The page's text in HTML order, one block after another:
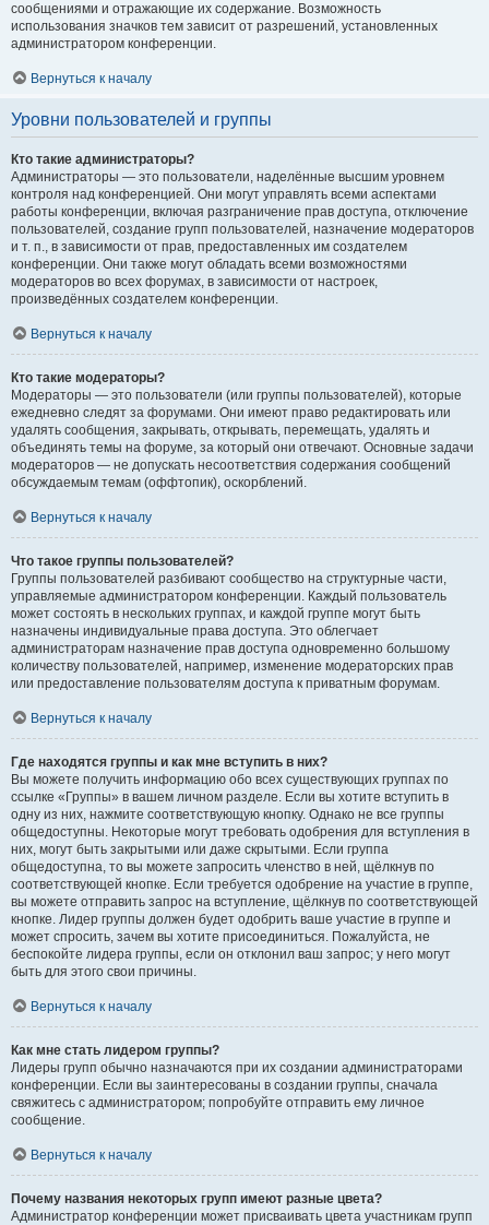
сообщениями и отражающие их содержание. Возможность
использования значков тем зависит от разрешений, установленных
администратором конференции.
Вернуться к началу
Уровни пользователей и группы
Кто такие администраторы?
Администраторы — это пользователи, наделённые высшим уровнем
контроля над конференцией. Они могут управлять всеми аспектами
работы конференции, включая разграничение прав доступа, отключение
пользователей, создание групп пользователей, назначение модераторов
и т. п., в зависимости от прав, предоставленных им создателем
конференции. Они также могут обладать всеми возможностями
модераторов во всех форумах, в зависимости от настроек,
произведённых создателем конференции.
Вернуться к началу
Кто такие модераторы?
Модераторы — это пользователи (или группы пользователей), которые
ежедневно следят за форумами. Они имеют право редактировать или
удалять сообщения, закрывать, открывать, перемещать, удалять и
объединять темы на форуме, за который они отвечают. Основные задачи
модераторов — не допускать несоответствия содержания сообщений
обсуждаемым темам (оффтопик), оскорблений.
Вернуться к началу
Что такое группы пользователей?
Группы пользователей разбивают сообщество на структурные части,
управляемые администратором конференции. Каждый пользователь
может состоять в нескольких группах, и каждой группе могут быть
назначены индивидуальные права доступа. Это облегчает
администраторам назначение прав доступа одновременно большому
количеству пользователей, например, изменение модераторских прав
или предоставление пользователям доступа к приватным форумам.
Вернуться к началу
Где находятся группы и как мне вступить в них?
Вы можете получить информацию обо всех существующих группах по
ссылке «Группы» в вашем личном разделе. Если вы хотите вступить в
одну из них, нажмите соответствующую кнопку. Однако не все группы
общедоступны. Некоторые могут требовать одобрения для вступления в
них, могут быть закрытыми или даже скрытыми. Если группа
общедоступна, то вы можете запросить членство в ней, щёлкнув по
соответствующей кнопке. Если требуется одобрение на участие в группе,
вы можете отправить запрос на вступление, щёлкнув по соответствующей
кнопке. Лидер группы должен будет одобрить ваше участие в группе и
может спросить, зачем вы хотите присоединиться. Пожалуйста, не
беспокойте лидера группы, если он отклонил ваш запрос; у него могут
быть для этого свои причины.
Вернуться к началу
Как мне стать лидером группы?
Лидеры групп обычно назначаются при их создании администраторами
конференции. Если вы заинтересованы в создании группы, сначала
свяжитесь с администратором; попробуйте отправить ему личное
сообщение.
Вернуться к началу
Почему названия некоторых групп имеют разные цвета?
Администратор конференции может присваивать цвета участникам групп